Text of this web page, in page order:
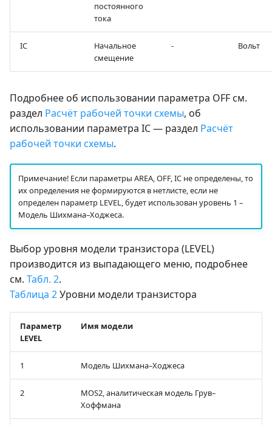
постоянного
тока
IC
Начальное
смещение
- Вольт
Подробнее об использовании параметра OFF см.
раздел Расчёт рабочей точки схемы, об
использовании параметра IC — раздел Расчёт
рабочей точки схемы.
Примечание! Если параметры AREA, OFF, IC не определены, то
их определения не формируются в нетлисте, если не
определен параметр LEVEL, будет использован уровень 1 –
Модель Шихмана–Ходжеса.
Выбор уровня модели транзистора (LEVEL)
производится из выпадающего меню, подробнее
см. Табл. 2.
Таблица 2Уровни модели транзистора
Параметр
LEVEL
Имя модели
1 Модель Шихмана–Ходжеса
2
MOS2, аналитическая модель Грув–
Хоффмана